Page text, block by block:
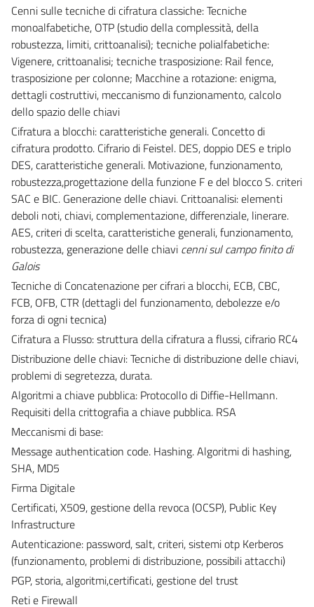
Cenni sulle tecniche di cifratura classiche: Tecniche
monoalfabetiche, OTP (studio della complessità, della
robustezza, limiti, crittoanalisi); tecniche polialfabetiche:
Vigenere, crittoanalisi; tecniche trasposizione: Rail fence,
trasposizione per colonne; Macchine a rotazione: enigma,
dettagli costruttivi, meccanismo di funzionamento, calcolo
dello spazio delle chiavi
Cifratura a blocchi: caratteristiche generali. Concetto di
cifratura prodotto. Cifrario di Feistel. DES, doppio DES e triplo
DES, caratteristiche generali. Motivazione, funzionamento,
robustezza,progettazione della funzione F e del blocco S. criteri
SAC e BIC. Generazione delle chiavi. Crittoanalisi: elementi
deboli noti, chiavi, complementazione, differenziale, linerare.
AES, criteri di scelta, caratteristiche generali, funzionamento,
robustezza, generazione delle chiavi cenni sul campo finito di
Galois
Tecniche di Concatenazione per cifrari a blocchi, ECB, CBC,
FCB, OFB, CTR (dettagli del funzionamento, debolezze e/o
forza di ogni tecnica)
Cifratura a Flusso: struttura della cifratura a flussi, cifrario RC4
Distribuzione delle chiavi: Tecniche di distribuzione delle chiavi,
problemi di segretezza, durata.
Algoritmi a chiave pubblica: Protocollo di Diffie-Hellmann.
Requisiti della crittografia a chiave pubblica. RSA
Meccanismi di base:
Message authentication code. Hashing. Algoritmi di hashing,
SHA, MD5
Firma Digitale
Certificati, X509, gestione della revoca (OCSP), Public Key
Infrastructure
Autenticazione: password, salt, criteri, sistemi otp Kerberos
(funzionamento, problemi di distribuzione, possibili attacchi)
PGP, storia, algoritmi,certificati, gestione del trust
Reti e Firewall